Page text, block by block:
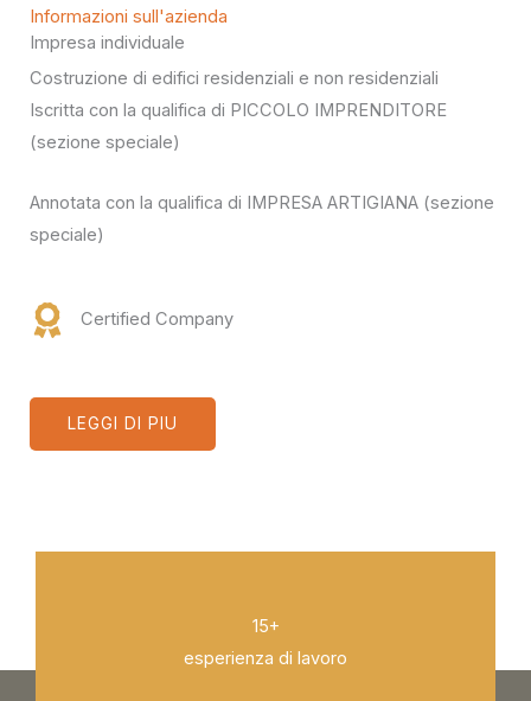
Informazioni sull'azienda
Impresa individuale
Costruzione di edifici residenziali e non residenziali
Iscritta con la qualifica di PICCOLO IMPRENDITORE
(sezione speciale)
Annotata con la qualifica di IMPRESA ARTIGIANA (sezione
speciale)
Certified Company
LEGGI DI PIU
15+
esperienza di lavoro